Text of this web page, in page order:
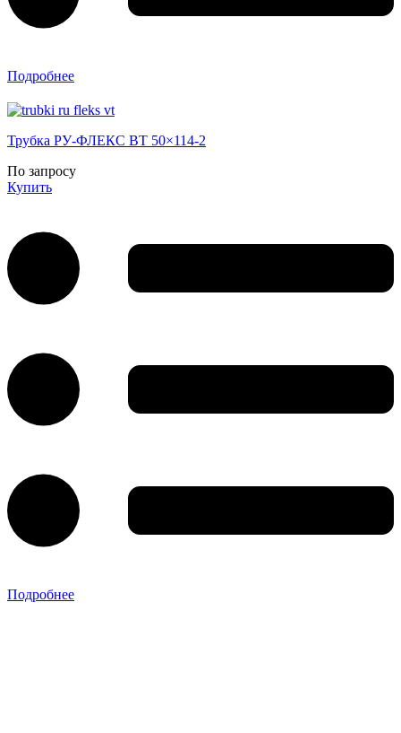
Подробнее
Трубка РУ-ФЛЕКС ВТ 50×114-2
По запросу
Купить
Подробнее